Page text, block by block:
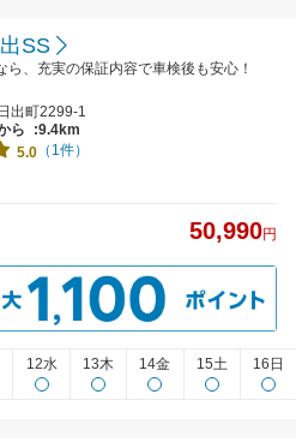
SS
、充実の保証内容で車検後も安心！
出町2299-1
ら
:9.4km
5.0 （1件）
50,990円
12水 13木 14金 15土 16日